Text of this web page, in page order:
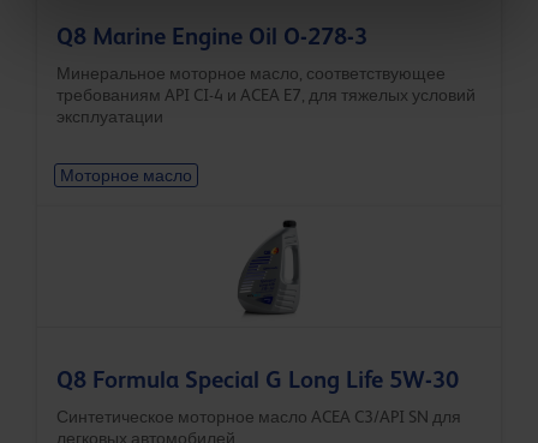
Q8 Marine Engine Oil O-278-3
Минеральное моторное масло, соответствующее
требованиям API CI-4 и ACEA E7, для тяжелых условий
эксплуатации
Моторное масло
Q8 Formula Special G Long Life 5W-30
Синтетическое моторное масло ACEA C3/API SN для
легковых автомобилей